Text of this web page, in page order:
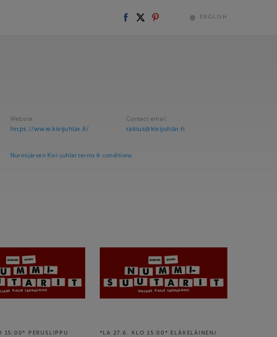
ENGLISH
Website
https://www.kivijuhlat.fi/
Contact email
talous@kivijuhlat.fi
Nurmijärven Kivi-juhlat terms & conditions
15:00* PERUSLIPPU
*LA 27.6. KLO 15:00* ELÄKELÄINEN/